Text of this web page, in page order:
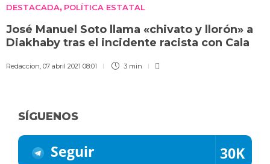
DESTACADA, POLÍTICA ESTATAL
José Manuel Soto llama «chivato y llorón» a
Diakhaby tras el incidente racista con Cala
Redaccion, 07 abril 2021 08:01 3 min
SÍGUENOS
Seguir 30K